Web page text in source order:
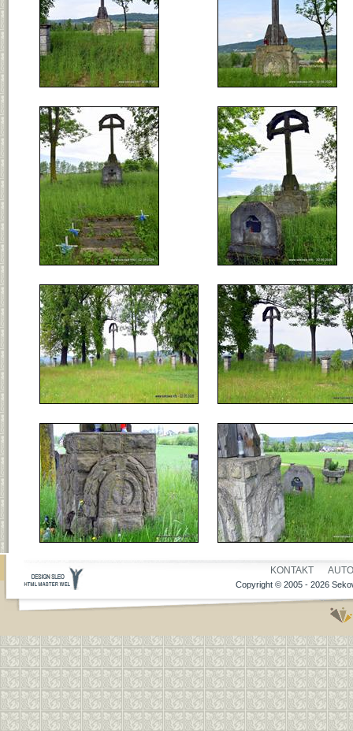
KONTAKT
Copyright © 2005 - 2026